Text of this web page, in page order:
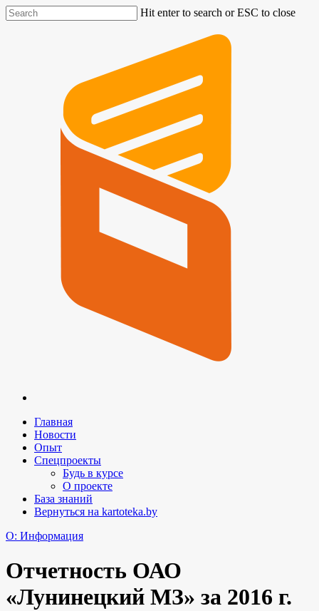
Hit enter to search or ESC to close
Главная
Новости
Опыт
Спецпроекты
Будь в курсе
О проекте
База знаний
Вернуться на kartoteka.by
O: Информация
Отчетность ОАО
«Лунинецкий МЗ» за 2016 г.